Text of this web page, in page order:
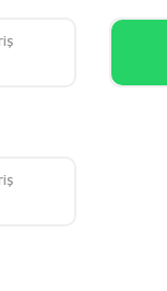
bulunuyor.
pahalı.
olmalı.